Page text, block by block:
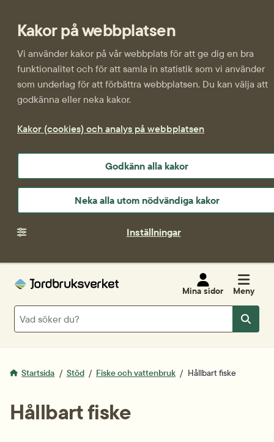
Kakor på webbplatsen
Vi använder kakor på vår webbplats för att ge dig en bra
funktionalitet och för att samla in statistik som vi använder
som underlag för att förbättra webbplatsen. Du kan välja att
godkänna eller neka kakor.
Kakor (cookies) och analys på webbplatsen
Godkänn alla kakor
Neka alla utom nödvändiga kakor
Inställningar
Mina sidor Meny
Sök
Sök
Startsida Stöd Fiske och vattenbruk Hållbart fiske
Hållbart fiske